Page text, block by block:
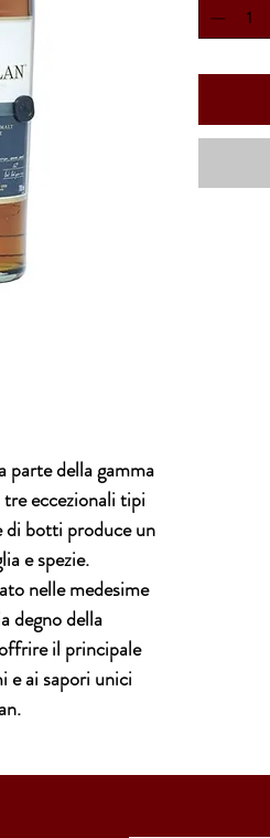
parte della gamma
eccezionali tipi
di botti produce un
e spezie.
nelle medesime
degno della
il principale
e ai sapori unici